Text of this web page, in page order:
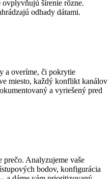
ovplyvňujú šírenie rôzne.
odhady dátami.
a overíme, či pokrytie
miesto, každý konflikt kanálov
a vyriešený pred
prečo. Analyzujeme vaše
bodov, konfigurácia